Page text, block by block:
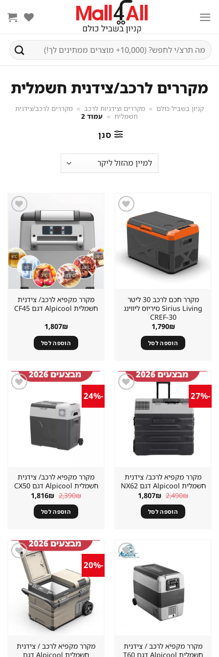
content
חיפוש
עבור:
מקררים לרכב/צידנית חשמלית
קניון בשביל כולם » מקררים וצידניות לרכב » מקררים לרכב/צידנית
חשמלית » עמוד 2
סנן
במועדפים
מקרר חכם לרכב 30 ליטר
Sirius Living סיריוס ליווינג
CREF-30
1,790₪
הוספה לסל
מקרר מקפיא לרכב/ צידנית
חשמלית Alpicool דגם CF45
1,807₪
הוספה לסל
-27%
מקרר מקפיא לרכב/ צידנית
חשמלית Alpicool דגם NX62
2,490₪ המחיר
המקורי
היה:
2,490₪.
1,807₪ המחיר
הוספה לסל
-24%
מקרר מקפיא לרכב/ צידנית
חשמלית Alpicool דגם CX50
2,390₪ המחיר
המקורי
היה:
2,390₪.
1,816₪ המחיר
הוספה לסל
מקרר מקפיא לרכב / צידנית
חשמלית Alpicool דגם T60
-20%
מקרר מקפיא לרכב / צידנית
חשמלית Alpicool דגם